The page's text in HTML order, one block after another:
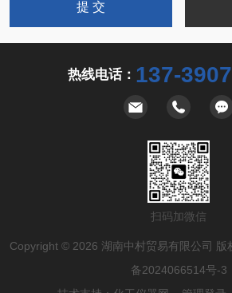
热线电话： 137-
扫码加微信
Copyright © 2026 湖南中村贸易有限公司
备2024066514号-3